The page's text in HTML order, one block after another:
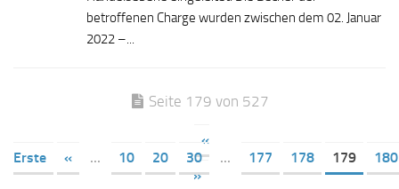
betroffenen Charge wurden zwischen dem 02. Januar
2022 –...
Seite 179 von 527
«
Erste
« ... 10 20 30 ... 177 178 179
180
»